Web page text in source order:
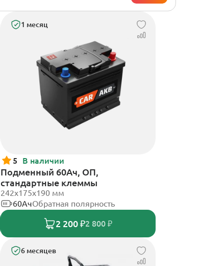
1 месяц
5 В наличии
Подменный 60Ач, ОП,
стандартные клеммы
242х175х190 мм
60АчОбратная полярность
2 200 ₽2 800 ₽
6 месяцев